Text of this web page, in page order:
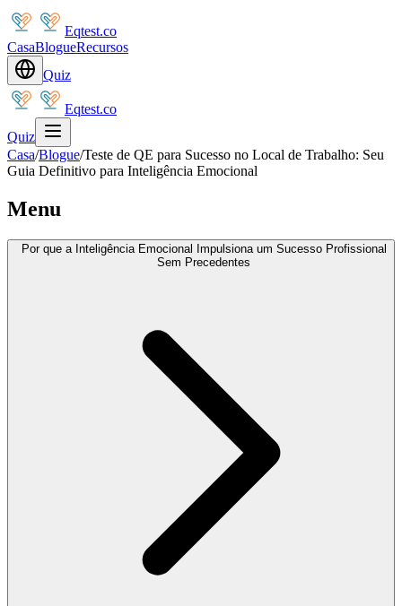
Eqtest.co
CasaBlogueRecursos
Quiz
Eqtest.co
Quiz
Casa/Blogue/Teste de QE para Sucesso no Local de Trabalho: Seu
Guia Definitivo para Inteligência Emocional
Menu
Por que a Inteligência Emocional Impulsiona um Sucesso Profissional
Sem Precedentes